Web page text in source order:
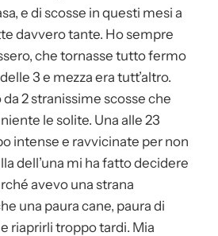
e di scosse in questi mesi a
davvero tante. Ho sempre
che tornasse tutto fermo
3 e mezza era tutt’altro.
2 stranissime scosse che
le solite. Una alle 23
intense e ravvicinate per non
dell’una mi ha fatto decidere
avevo una strana
una paura cane, paura di
riaprirli troppo tardi. Mia